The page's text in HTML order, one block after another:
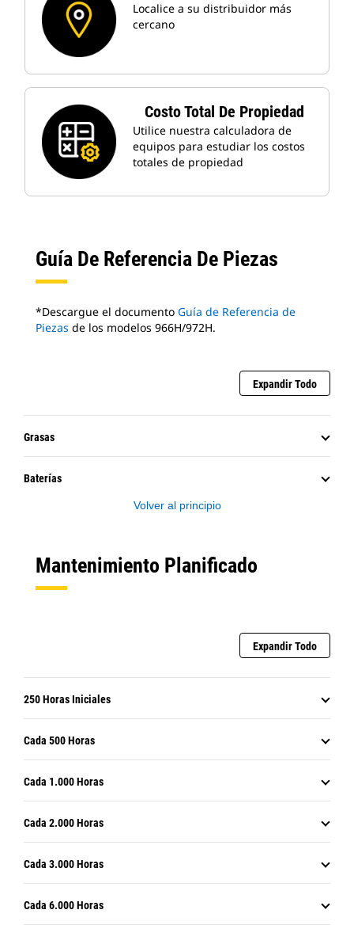
Localice a su distribuidor más
cercano
Costo Total De Propiedad
Utilice nuestra calculadora de
equipos para estudiar los costos
totales de propiedad
Guía De Referencia De Piezas
*Descargue el documento Guía de Referencia de
Piezas de los modelos 966H/972H.
Expandir Todo
Grasas
Baterías
Volver al principio
Mantenimiento Planificado
Expandir Todo
250 Horas Iniciales
Cada 500 Horas
Cada 1.000 Horas
Cada 2.000 Horas
Cada 3.000 Horas
Cada 6.000 Horas